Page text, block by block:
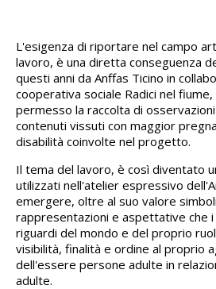
L'esigenza di riportare nel campo
lavoro, è una diretta conseguenza
questi anni da Anffas Ticino in
cooperativa sociale Radici nel fiume,
permesso la raccolta di
contenuti vissuti con maggior
disabilità coinvolte nel progetto.
Il tema del lavoro, è così diventato
utilizzati nell'atelier espressivo
emergere, oltre al suo valore
rappresentazioni e aspettative che
riguardi del mondo e del proprio
visibilità, finalità e ordine al proprio
dell'essere persone adulte in
adulte.